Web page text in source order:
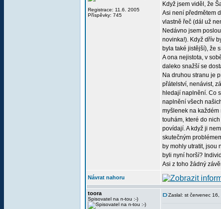
Registrace: 11.6. 2005
Příspěvky: 745
Když jsem viděl, že
Asi není předmětem
vlastně řeč (dál už
Nedávno jsem
novinka!). Když dřív
byla také jistější), že
A ona nejistota, v
daleko snažší se
Na druhou stranu je
přátelství, nenávist,
hledají naplnění. Co
naplnění všech
myšlenek na
touhám, které do
povídají. A když ji
skutečným
by mohly utratit, jsou
byli nyní horší?
Asi z toho žádný
Návrat nahoru
toora
Spisovatel na n-tou :-)
Zaslal: st červenec